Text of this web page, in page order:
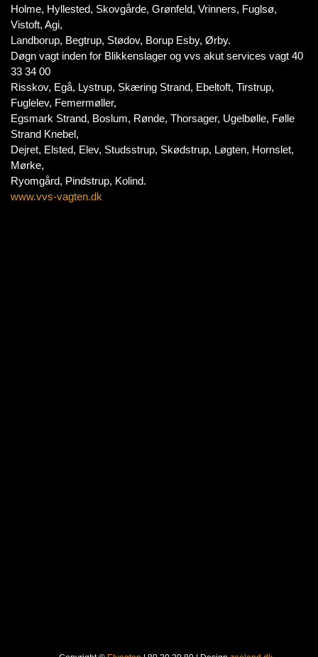
Holme, Hyllested, Skovgårde, Grønfeld, Vrinners, Fuglsø,
Vistoft, Agi,
Landborup, Begtrup, Stødov, Borup Esby, Ørby.
Døgn vagt inden for Blikkenslager og vvs akut services vagt 40
33 34 00
Risskov, Egå, Lystrup, Skæring Strand, Ebeltoft, Tirstrup,
Fuglelev, Femermøller,
Egsmark Strand, Boslum, Rønde, Thorsager, Ugelbølle, Følle
Strand Knebel,
Dejret, Elsted, Elev, Studsstrup, Skødstrup, Løgten, Hornslet,
Mørke,
Ryomgård, Pindstrup, Kolind.
www.vvs-vagten.dk